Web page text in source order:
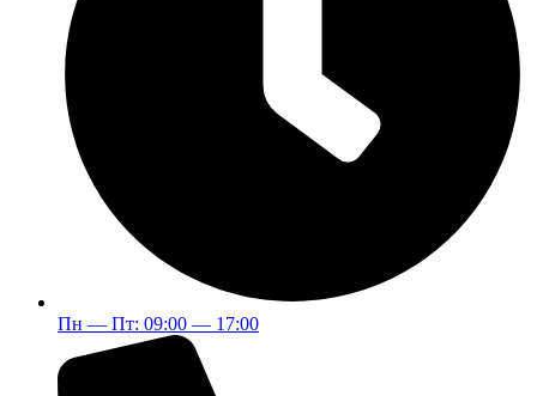
Пн — Пт: 09:00 — 17:00